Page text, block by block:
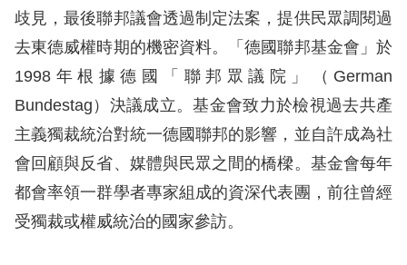
人
資
料
庫
無
障
快
歧見，最後聯邦議會透過制定法案，提供民眾調閱過
去東德威權時期的機密資料。「德國聯邦基金會」於
1998年根據德國「聯邦眾議院」（German
Bundestag）決議成立。基金會致力於檢視過去共產
主義獨裁統治對統一德國聯邦的影響，並自許成為社
會回顧與反省、媒體與民眾之間的橋樑。基金會每年
都會率領一群學者專家組成的資深代表團，前往曾經
受獨裁或權威統治的國家參訪。